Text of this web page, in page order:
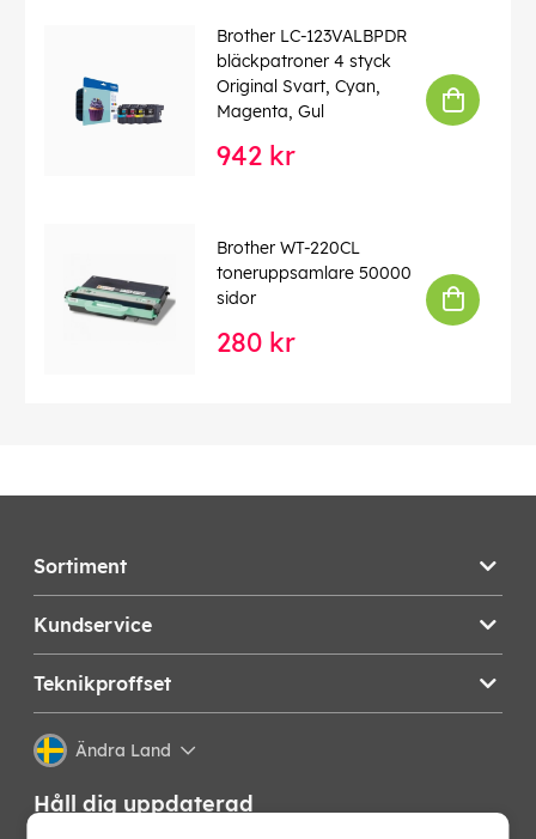
Brother LC-123VALBPDR
bläckpatroner 4 styck
Original Svart, Cyan,
Magenta, Gul
942 kr
Brother WT-220CL
toneruppsamlare 50000
sidor
280 kr
Sortiment
Kundservice
Teknikproffset
Ändra Land
Håll dig uppdaterad